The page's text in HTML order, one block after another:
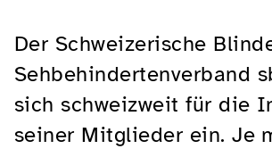
Der Schweizerische
Sehbehindertenverband
sich schweizweit für die
seiner Mitglieder ein. Je